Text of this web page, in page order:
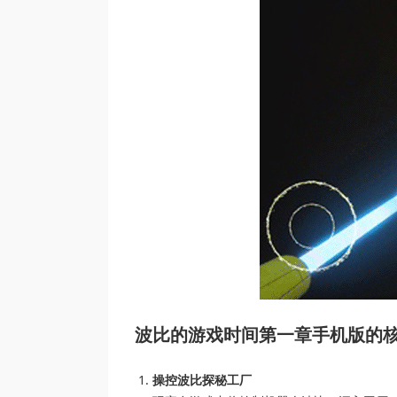
波比的游戏时间第一章手机版的
操控波比探秘工厂